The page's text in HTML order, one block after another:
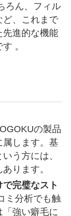
ろん、フィル
ど、これまで
先進的な機能
す 。
の製品
します。基
う方には、
ります。
完璧なスト
ミ分析でも触
強い癖毛に